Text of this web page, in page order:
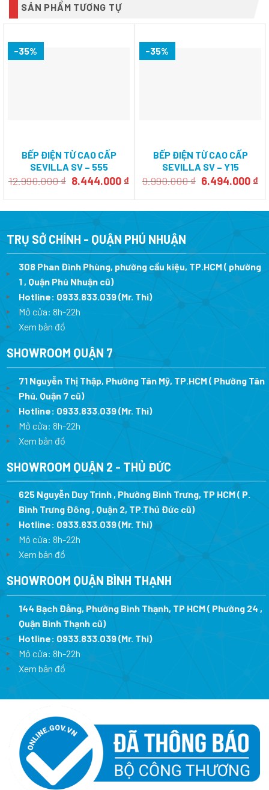
SẢN PHẨM TƯƠNG TỰ
-35%
BẾP ĐIỆN TỪ CAO CẤP
SEVILLA SV – 555
12.990.000₫ Giá
12.990.000 ₫.
8.444.000 ₫Giá
là:
-35%
BẾP ĐIỆN TỪ CAO CẤP
SEVILLA SV – Y15
9.990.000₫ Giá
9.990.000 ₫.
6.494.000 ₫
là:
TRỤ SỞ CHÍNH - QUẬN PHÚ NHUẬN
308 Phan Đình Phùng, phường cầu kiệu, TP.HCM ( phường
1 , Quận Phú Nhuận cũ)
Hotline: 0933.833.039(Mr. Thi)
Mở cửa: 8h-22h
Xem bản đồ
SHOWROOM QUẬN 7
71 Nguyễn Thị Thập, Phường Tân Mỹ, TP.HCM ( Phường Tân
Phú, Quận 7 cũ)
Hotline: 0933.833.039(Mr. Thi)
Mở cửa: 8h-22h
Xem bản đồ
SHOWROOM QUẬN 2 - THỦ ĐỨC
625 Nguyễn Duy Trinh , Phường Bình Trưng, TP HCM ( P.
Bình Trưng Đông , Quận 2, TP.Thủ Đức cũ)
Hotline: 0933.833.039(Mr. Thi)
Mở cửa: 8h-22h
Xem bản đồ
SHOWROOM QUẬN BÌNH THẠNH
144 Bạch Đằng, Phường Bình Thạnh, TP HCM ( Phường 24 ,
Quận Bình Thạnh cũ)
Hotline: 0933.833.039(Mr. Thi)
Mở cửa: 8h-22h
Xem bản đồ